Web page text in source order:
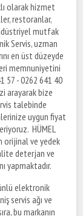
olarak hizmet
restoranlar,
mutfak
Servis, uzman
en üst düzeyde
memnuniyetini
57 - 0262 641 40
arayarak bize
talebinde
uygun fiyat
HÜMEL
ve yedek
deterjan ve
yapmaktadır.
elektronik
servis ağı ve
bu markanın